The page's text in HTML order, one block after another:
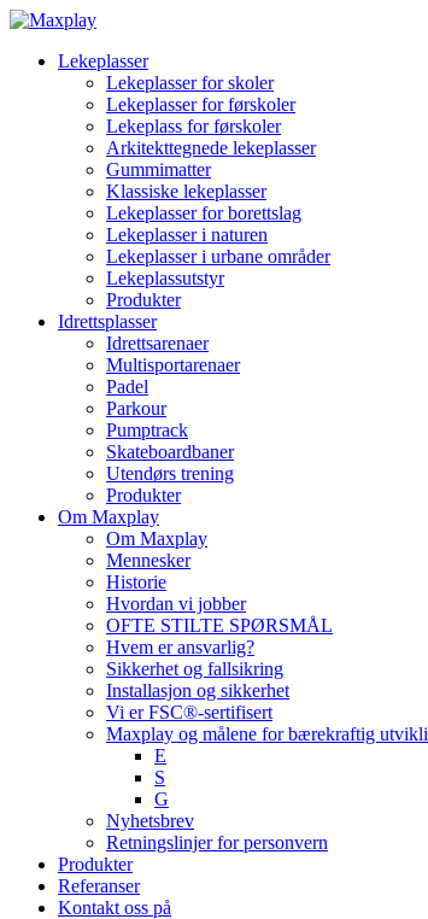
Lekeplasser
Lekeplasser for skoler
Lekeplasser for førskoler
Lekeplass for førskoler
Arkitekttegnede lekeplasser
Gummimatter
Klassiske lekeplasser
Lekeplasser for borettslag
Lekeplasser i naturen
Lekeplasser i urbane områder
Lekeplassutstyr
Produkter
Idrettsplasser
Idrettsarenaer
Multisportarenaer
Padel
Parkour
Pumptrack
Skateboardbaner
Utendørs trening
Produkter
Om Maxplay
Om Maxplay
Mennesker
Historie
Hvordan vi jobber
OFTE STILTE SPØRSMÅL
Hvem er ansvarlig?
Sikkerhet og fallsikring
Installasjon og sikkerhet
Vi er FSC®-sertifisert
Maxplay og målene for bærekraftig
E
S
G
Nyhetsbrev
Retningslinjer for personvern
Produkter
Referanser
Kontakt oss på